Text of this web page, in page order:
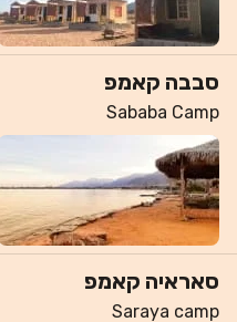
סבבה קאמפ
Sababa Camp
סאראיה קאמפ
Saraya camp